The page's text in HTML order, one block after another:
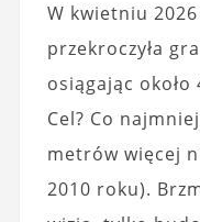
W kwietniu
przekroczyła
osiągając
Cel? Co
metrów więcej
2010 roku).